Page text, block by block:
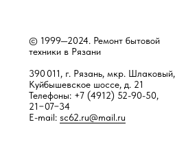
© 1999—2024. Ремонт бытовой
техники в Рязани
390 011, г. Рязань, мкр. Шлаковый,
Куйбышевское шоссе, д. 21
Телефоны: +7 (4912) 52-90-50,
21−07−34
E-mail: sc62.ru@mail.ru